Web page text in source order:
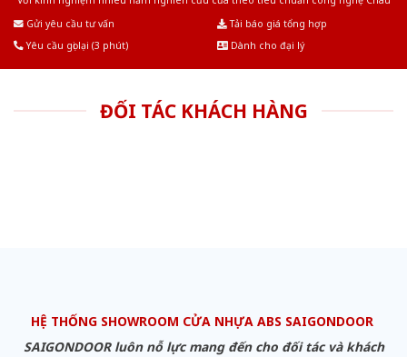
Gửi yêu cầu tư vấn
Tải báo giá tổng hợp
Yêu cầu gọi lại (3 phút)
Dành cho đại lý
ĐỐI TÁC KHÁCH HÀNG
HỆ THỐNG SHOWROOM CỬA NHỰA ABS SAIGONDOOR
SAIGONDOOR luôn nỗ lực mang đến cho đối tác và khách